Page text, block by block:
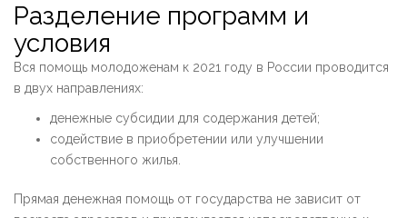
Разделение программ и
условия
Вся помощь молодоженам к 2021 году в России проводится
в двух направлениях:
денежные субсидии для содержания детей;
содействие в приобретении или улучшении
собственного жилья.
Прямая денежная помощь от государства не зависит от